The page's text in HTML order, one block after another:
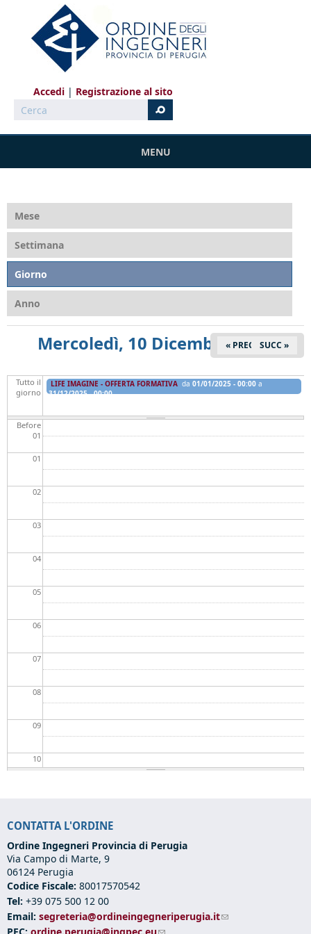
Salta al contenuto principale
Accedi
Registrazione al sito
Cerca
MENU
Mese
Settimana
Giorno
Anno
Mercoledì, 10 Dicembre 2025
« PREC SUCC »
Tutto il
giorno
LIFE IMAGINE - OFFERTA FORMATIVA da 01/01/2025 - 00:00a
31/12/2025 - 00:00
Before
01
01
02
03
04
05
06
07
08
09
10
12
13
14
CONTATTA L'ORDINE
Ordine Ingegneri Provincia di Perugia
Via Campo di Marte, 9
06124 Perugia
Codice Fiscale: 80017570542
Tel: +39 075 500 12 00
Email: segreteria@ordineingegneriperugia.it(link sends e-mail)